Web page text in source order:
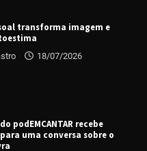
transforma imagem e
18/07/2026
podEMCANTAR recebe
uma conversa sobre o